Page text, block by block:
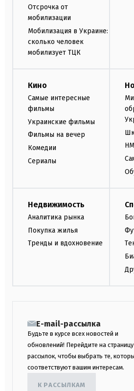
Отсрочка от
мобилизации
Мобилизация в Украине:
сколько человек
мобилизует ТЦК
Кино
Самые интересные
фильмы
Украинские фильмы
Фильмы на вечер
Комедии
Сериалы
Недвижимость
Аналитика рынка
Покупка жилья
Тренды и вдохновение
E-mail-рассылка
Будьте в курсе всех новостей и
обновлений! Перейдите на
рассылок, чтобы выбрать те,
соответствуют вашим интересам.
К РАССЫЛКАМ